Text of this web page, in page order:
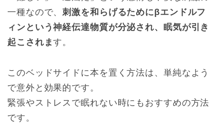
一種なので、刺激を和らげるためにβエン ドルフ
ィンという神経伝達物質が分泌され、眠気が引き
起こされます。
このベッドサイドに本を置く方法は、単純なよう
で意外と効果的です。
緊張やストレスで眠れない時にもおすすめの方法
です。